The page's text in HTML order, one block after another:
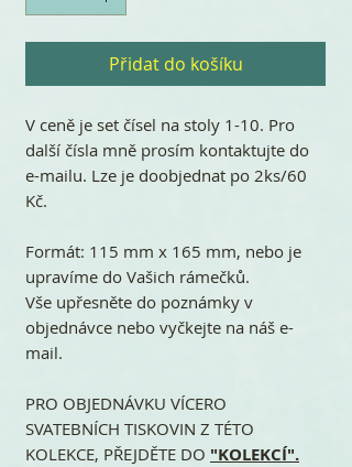
Přidat do košíku
V ceně je set čísel na stoly 1-10. Pro
další čísla mně prosím kontaktujte do
e-mailu. Lze je doobjednat po 2ks/60
Kč.
Formát: 115 mm x 165 mm, nebo je
upravíme do Vašich rámečků.
Vše upřesněte do poznámky v
objednávce nebo vyčkejte na náš e-
mail.
PRO OBJEDNÁVKU VÍCERO
SVATEBNÍCH TISKOVIN Z TÉTO
KOLEKCE, PŘEJDĚTE DO "KOLEKCÍ".